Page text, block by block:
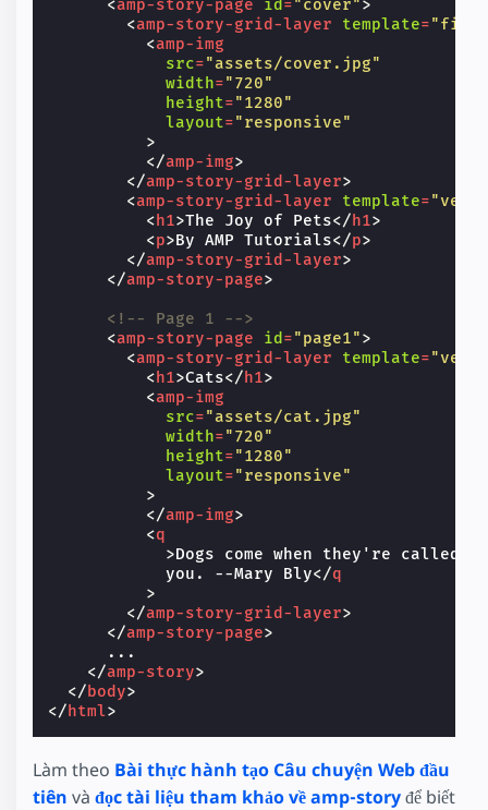
<amp-story-page id ="cover">
<amp-story-grid-layer template=
<amp-img
src="assets/cover.jpg"
width="720"
height="1280"
layout="responsive"
>
</amp-img>
</amp-story-grid-layer>
<amp-story-grid-layer template=
< h1>The Joy of Pets</ h1>
<p>By AMP Tutorials</p>
</amp-story-grid-layer>
</amp-story-page>
<!-- Page 1 -->
<amp-story-page id ="page1">
<amp-story-grid-layer template=
< h1>Cats</ h1>
<amp-img
src="assets/cat.jpg"
width="720"
height="1280"
layout="responsive"
>
</amp-img>
<q
>Dogs come when they're called.
            you. --Mary Bly
</q
>
</amp-story-grid-layer>
</amp-story-page>
      ...
</amp-story>
</body>
</ html>
Làm theo Bài thực hành tạo Câu chuyện Web đầu
tiên và đọc tài liệu tham khảo về amp-storyđể biết